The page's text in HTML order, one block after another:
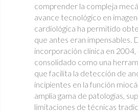
comprender la compleja
avance tecnológico en
cardiológica ha permitido
que antes eran impensables.
incorporación clínica en 2004,
consolidado como una
que facilita la detección de
incipientes en la función
amplia gama de patologías,
limitaciones de técnicas